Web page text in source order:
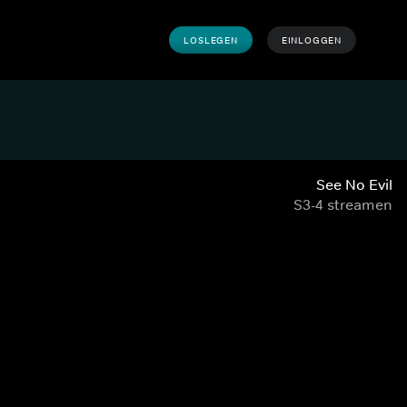
LOSLEGEN EINLOGGEN
See No Evil
S3-4 streamen